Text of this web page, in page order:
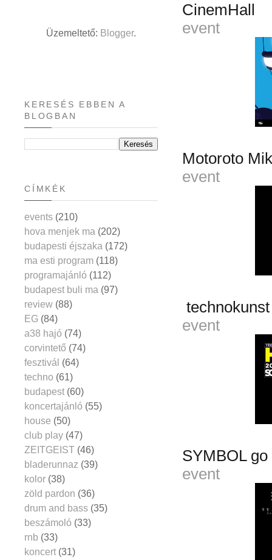
CinemHall
event
Motoroto
event
event
SYMBOL go
event
Üzemeltető: Blogger.
KERESÉS EBBEN A
BLOGBAN
CÍMKÉK
events (210)
hova menjek ma (202)
budapesti éjszaka (172)
ma esti program (118)
programajánló (112)
budapest buli ma (97)
review (88)
EG (84)
a38 hajó (74)
corvintető (74)
fesztivál (64)
techno (61)
budapest (60)
koncertajánló (55)
house (50)
club play (47)
ZEITGEIST (46)
bladerunnaz (39)
kolor (38)
zöld pardon (36)
drum and bass (35)
beszámoló (33)
rnb (33)
koncert (31)